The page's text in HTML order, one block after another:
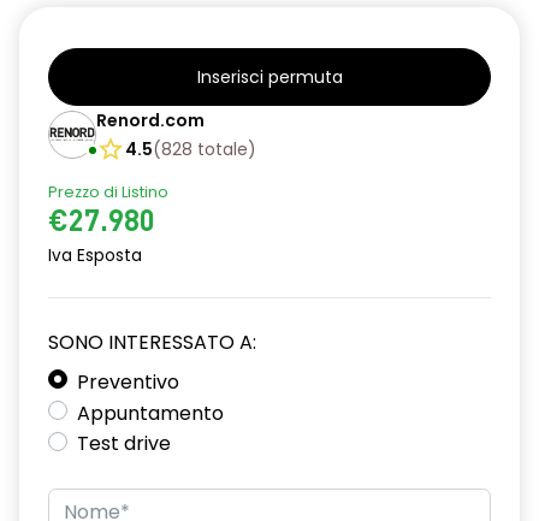
cartografia standard
cerchi in lega da 18''
climatizzatore automatico
criterio tecnico per tetto panoramico
design cerchi in lega da 18'' diamantati black hole
disattivazione ADAS
distance warning avviso distanza di sicurezza
doppio fondo bagagliaio
driver display 10''
eCall funzionalità soggetta a copertura di rete;
compatibilità 2G/3G o 4G/5G a seconda del veicolo
Inserisci permuta
Renord.com
4.5(828 totale)
Prezzo di Listino
€27.980
Iva Esposta
SONO INTERESSATO A:
Preventivo
Appuntamento
Test drive